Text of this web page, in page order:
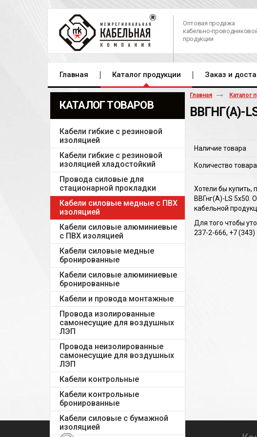
Оптовая продажа
кабельно-
продукции
Главная Каталог продукции Заказ и
КАТАЛОГ ТОВАРОВ
Кабели гибкие с резиновой
изоляцией
Кабели гибкие с резиновой
изоляцией хладостойкий
Провода силовые для
стационарной прокладки
Кабели силовые медные с ПВХ
изоляцией
Кабели силовые алюминиевые
с ПВХ изоляцией
Кабели силовые медные
бронированные
Кабели силовые алюминиевые
бронированные
Кабели и провода монтажные
Провода изолированные
самонесущие для воздушных
ЛЭП
Провода неизолированные
самонесущие для воздушных
ЛЭП
Кабели контрольные
Кабели контрольные
бронированные
Кабели силовые с бумажной
изоляцией
Главная Каталог
ВВГНГ(A)-
Наличие товара
Количество товара
Хотели бы купить,
ВВГнг(A)-LS
кабельной
Для того чтобы
237-2-666, +7 (343)